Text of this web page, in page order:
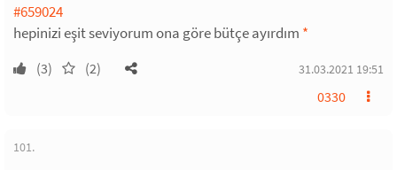
#659024
hepinizi eşit seviyorum ona göre bütçe ayırdım *
(3) (2) 31.03.2021 19:51
0330
101.